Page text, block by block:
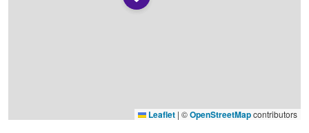
Leaflet | ©OpenStreetMapcontributors